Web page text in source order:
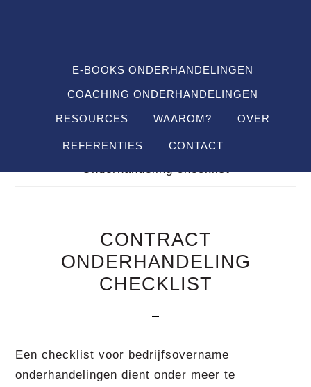
hoofdnavigatieE-BOOKS ONDERHANDELINGEN
COACHING ONDERHANDELINGEN
RESOURCES WAAROM? OVER
REFERENTIES CONTACT
Je bent hier:Home Definitions
Onderhandeling checklist
CONTRACT
ONDERHANDELING
CHECKLIST
Een checklist voor bedrijfsovername
onderhandelingen dient onder meer te